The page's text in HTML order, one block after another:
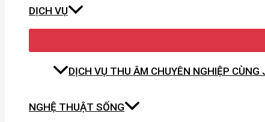
DỊCH VỤ
DỊCH VỤ THU ÂM CHUYÊN NGHIỆP
NGHỆ THUẬT SỐNG